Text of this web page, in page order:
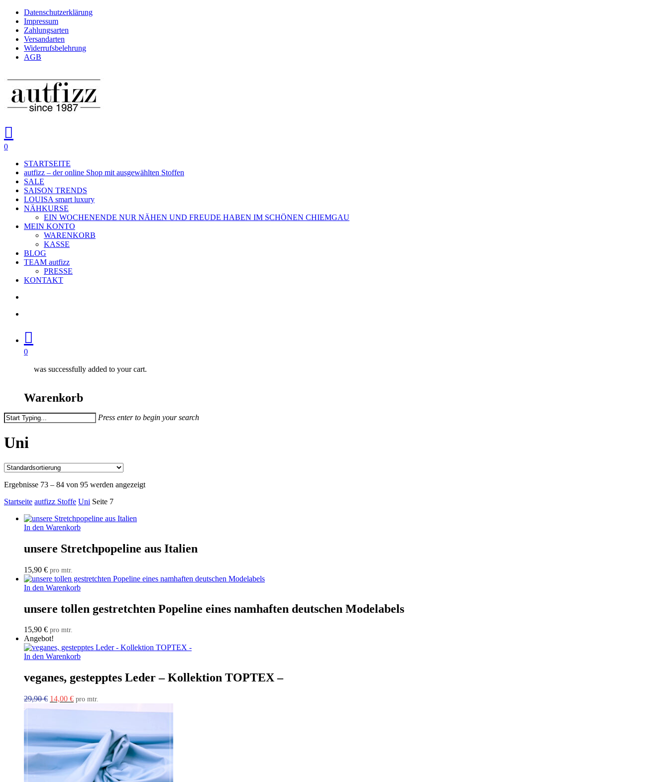
Skip
main
content
Datenschutzerklärung
Impressum
Zahlungsarten
Versandarten
Widerrufsbelehrung
AGB
search
account
0
STARTSEITE
autfizz – der online Shop mit ausgewählten Stoffen
SALE
SAISON TRENDS
LOUISA smart luxury
NÄHKURSE
EIN WOCHENENDE NUR NÄHEN UND FREUDE HABEN IM SCHÖNEN CHIEMGAU
MEIN KONTO
WARENKORB
KASSE
BLOG
TEAM autfizz
PRESSE
KONTAKT
0
was successfully added to your cart.
Warenkorb
Press enter to begin your search
Search
Uni
Ergebnisse 73 – 84 von 95 werden angezeigt
Startseite autfizz Stoffe Uni Seite 7
In den Warenkorb
unsere Stretchpopeline aus Italien
15,90 € pro mtr.
In den Warenkorb
unsere tollen gestretchten Popeline eines namhaften deutschen Modelabels
15,90 € pro mtr.
Angebot!
In den Warenkorb
veganes, gestepptes Leder – Kollektion TOPTEX –
29,90€ Ursprünglicher
Preis
14,00 €Aktueller
pro mtr.